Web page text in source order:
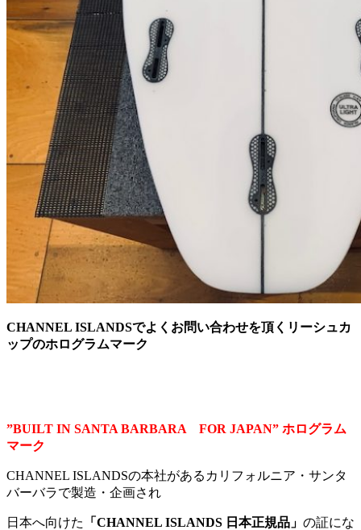
CHANNEL ISLANDSでよくお問い合わせを頂くリーシュカ
ップのホログラムマーク
”BUILT IN SANTA BARBARA FOR JAPAN” ホログラム
マーク
CHANNEL ISLANDSの本社があるカリフォルニア・サンタ
バーバラで製造・企画され
日本へ向けた 「CHANNEL ISLANDS 日本正規品」 の証にな